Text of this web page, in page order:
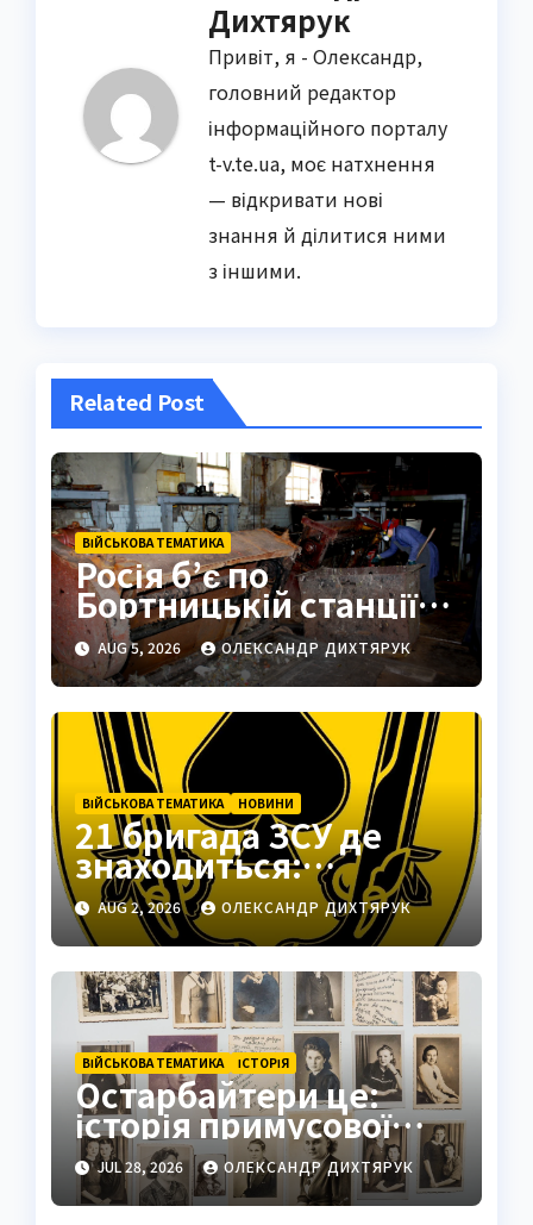
Дихтярук
Привіт, я - Олександр,
головний редактор
інформаційного порталу
t-v.te.ua, моє натхнення
— відкривати нові
знання й ділитися ними
з іншими.
Related Post
ВІЙСЬКОВА ТЕМАТИКА
Росія б’є по
Бортницькій станції:
експерт попередив
про катастрофу
AUG 5, 2026 ОЛЕКСАНДР ДИХТЯРУК
ВІЙСЬКОВА ТЕМАТИКА НОВИНИ
21 бригада ЗСУ де
знаходиться:
Подільськ як
стратегічний центр
AUG 2, 2026 ОЛЕКСАНДР ДИХТЯРУК
ВІЙСЬКОВА ТЕМАТИКА ІСТОРІЯ
Остарбайтери це:
історія примусової
праці українців
JUL 28, 2026 ОЛЕКСАНДР ДИХТЯРУК